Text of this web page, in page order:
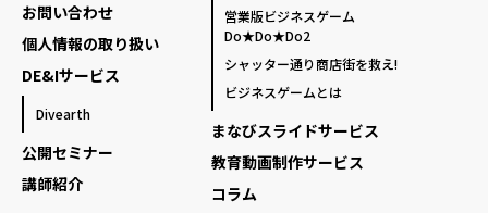
お問い合わせ
個人情報の取り扱い
DE&Iサービス
Divearth
公開セミナー
講師紹介
営業版ビジネスゲーム
Do★Do★Do2
シャッター通り商店街を救え!
ビジネスゲームとは
まなびスライドサービス
教育動画制作サービス
コラム